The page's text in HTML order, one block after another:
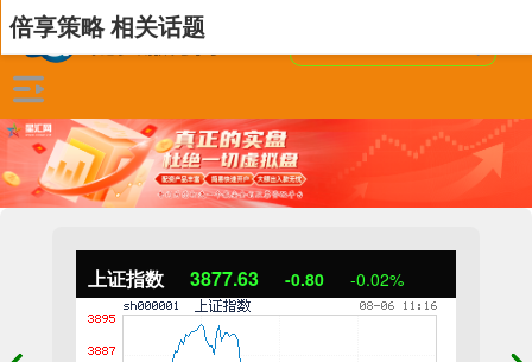
上证指数 3877.23 -1.20 -0.03%
倍享策略 相关话题